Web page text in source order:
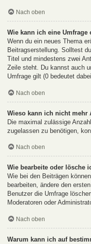
Nach oben
Wie kann ich eine Umfrage
Wenn du ein neues Thema
Beitragserstellung. Solltest
Titel und mindestens zwei
Zeile steht. Du kannst auch
Umfrage gilt (0 bedeutet
Nach oben
Wieso kann ich nicht mehr
Die maximal zulässige
zugelassen zu benötigen,
Nach oben
Wie bearbeite oder lösche
Wie bei den Beiträgen
bearbeiten, ändere den
Benutzer die Umfrage
Moderatoren oder
Nach oben
Warum kann ich auf